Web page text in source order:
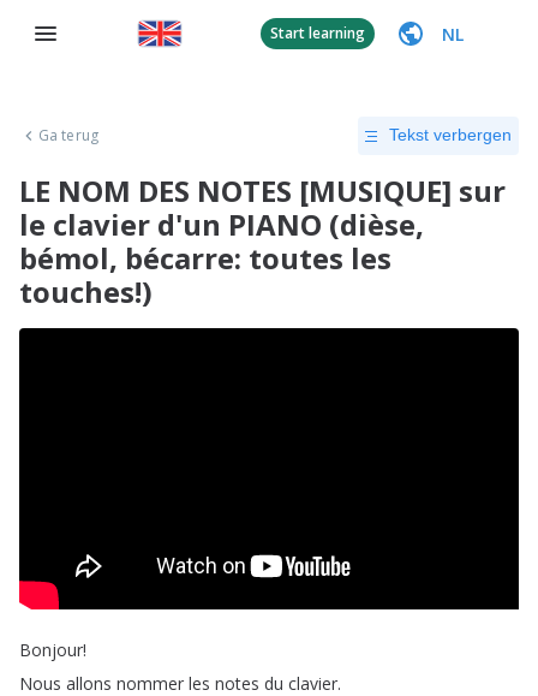
Start learning NL
Ga terug Tekst verbergen
LE NOM DES NOTES [MUSIQUE] sur
le clavier d'un PIANO (dièse,
bémol, bécarre: toutes les
touches!)
Bonjour!
Nous allons nommer les notes du clavier.